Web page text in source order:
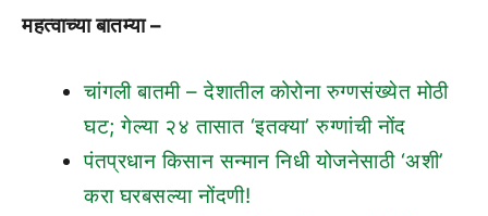
महत्वाच्या बातम्या –
चांगली बातमी – देशातील कोरोना रुग्णसंख्येत मोठी
घट; गेल्या २४ तासात ‘इतक्या’ रुग्णांची नोंद
पंतप्रधान किसान सन्मान निधी योजनेसाठी ‘अशी’
करा घरबसल्या नोंदणी!